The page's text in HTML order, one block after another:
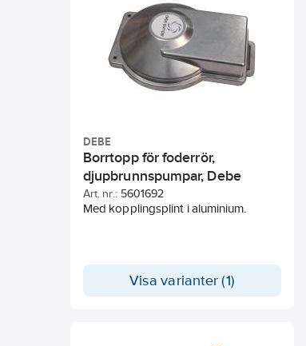
DEBE
Borrtopp för foderrör,
djupbrunnspumpar, Debe
Art. nr.: 5601692
Med kopplingsplint i aluminium.
Visa varianter (1)